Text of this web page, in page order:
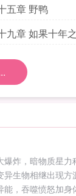
五章 野鸭
九章 如果十年
爆炸，暗物质星力
异生物相继出现方
能，吞噬愤怒加身